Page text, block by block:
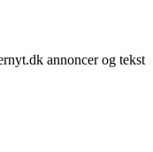
annoncer og tekst